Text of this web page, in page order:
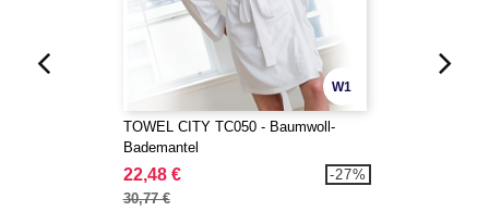
W1
TOWEL CITY TC050 - Baumwoll-
Bademantel
22,48 €
30,77 €
-27%